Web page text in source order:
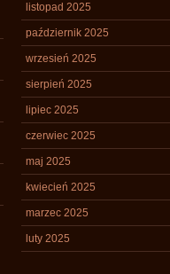
listopad 2025
październik 2025
wrzesień 2025
sierpień 2025
lipiec 2025
czerwiec 2025
maj 2025
kwiecień 2025
marzec 2025
luty 2025